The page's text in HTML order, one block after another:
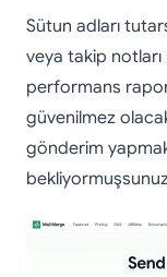
Sütun adları
veya takip notları
performans
güvenilmez
gönderim